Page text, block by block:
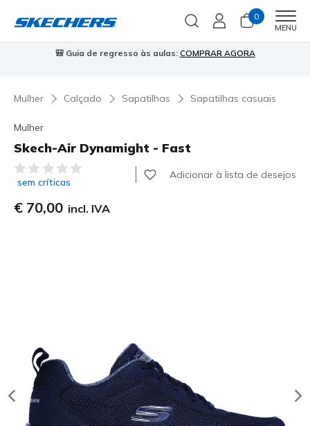
0
MENU
🎒 Guia de regresso às aulas: COMPRAR AGORA
Mulher Calçado Sapatilhas Sapatilhas casuais
Mulher
Skech-Air Dynamight - Fast
3$7 de 5 – Classificação do cliente
sem críticas
Adicionar à lista de desejos
€ 70,00 incl. IVA